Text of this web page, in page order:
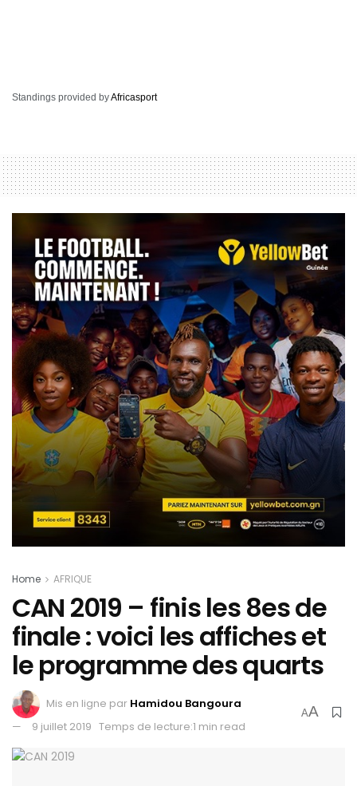
Standings provided byAfricasport
Home AFRIQUE
CAN 2019 – finis les 8es de
finale : voici les affiches et
le programme des quarts
Mis en ligne par Hamidou Bangoura
9 juillet 2019 Temps de lecture:1 min read
AA